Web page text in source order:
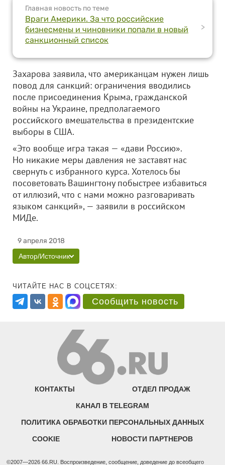
Главная новость по теме
Враги Америки. За что российские
бизнесмены и чиновники попали в новый
санкционный список
>
Захарова заявила, что американцам нужен лишь
повод для санкций: ограничения вводились
после присоединения Крыма, гражданской
войны на Украине, предполагаемого
российского вмешательства в президентские
выборы в США.
«Это вообще игра такая — «дави Россию».
Но никакие меры давления не заставят нас
свернуть с избранного курса. Хотелось бы
посоветовать Вашингтону побыстрее избавиться
от иллюзий, что с нами можно разговаривать
языком санкций», — заявили в российском
МИДе.
9 апреля 2018
Автор/Источник
ЧИТАЙТЕ НАС В СОЦСЕТЯХ:
Сообщить новость
КОНТАКТЫ ОТДЕЛ ПРОДАЖ
КАНАЛ В TELEGRAM
ПОЛИТИКА ОБРАБОТКИ ПЕРСОНАЛЬНЫХ ДАННЫХ
COOKIE НОВОСТИ ПАРТНЕРОВ
©2007—2026 66.RU. Воспроизведение, сообщение, доведение до всеобщего